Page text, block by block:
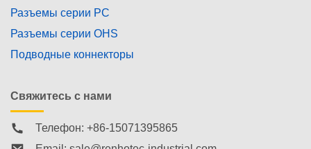
Разъемы серии PC
Разъемы серии OHS
Подводные коннекторы
Свяжитесь с нами
Телефон: +86-15071395865